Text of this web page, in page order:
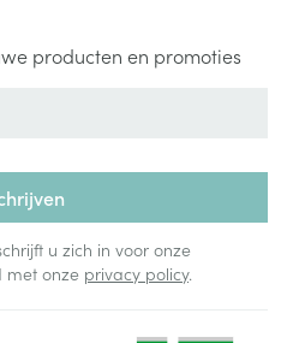
producten en promoties
u zich in voor onze
met onze privacy policy.